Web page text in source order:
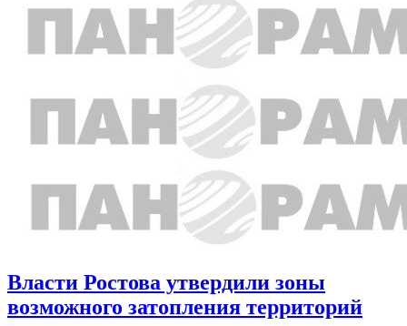
Власти Ростова утвердили зоны
возможного затопления территорий